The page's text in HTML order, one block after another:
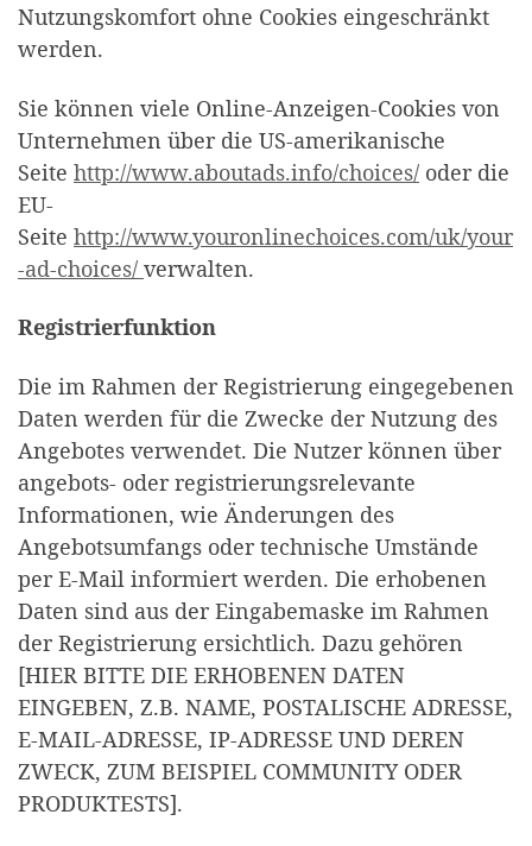
Nutzungskomfort ohne Cookies eingeschränkt
werden.
Sie können viele Online-Anzeigen-Cookies von
Unternehmen über die US-amerikanische
Seite http://www.aboutads.info/choices/ oder die
EU-
Seite http://www.youronlinechoices.com/uk/your
-ad-choices/ verwalten.
Registrierfunktion
Die im Rahmen der Registrierung eingegebenen
Daten werden für die Zwecke der Nutzung des
Angebotes verwendet. Die Nutzer können über
angebots- oder registrierungsrelevante
Informationen, wie Änderungen des
Angebotsumfangs oder technische Umstände
per E-Mail informiert werden. Die erhobenen
Daten sind aus der Eingabemaske im Rahmen
der Registrierung ersichtlich. Dazu gehören
[HIER BITTE DIE ERHOBENEN DATEN
EINGEBEN, Z.B. NAME, POSTALISCHE ADRESSE,
E-MAIL-ADRESSE, IP-ADRESSE UND DEREN
ZWECK, ZUM BEISPIEL COMMUNITY ODER
PRODUKTESTS].